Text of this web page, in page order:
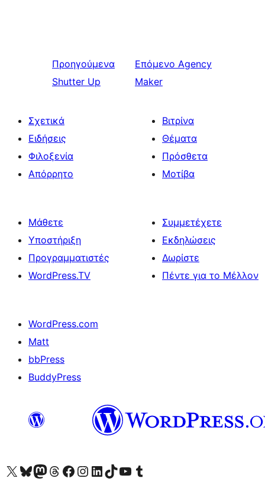
Προηγούμενα
Shutter Up
Επόμενο Agency
Maker
Σχετικά
Ειδήσεις
Φιλοξενία
Απόρρητο
Βιτρίνα
Θέματα
Πρόσθετα
Μοτίβα
Μάθετε
Υποστήριξη
Προγραμματιστές
WordPress.TV
Συμμετέχετε
Εκδηλώσεις
Δωρίστε
Πέντε για το Μέλλον
WordPress.com
Matt
bbPress
BuddyPress
Visit our X (formerly Twitter) account
Visit our Bluesky account
Επισκεφθείτε τον λογαριασμό μας στο Mastodon
Visit our Threads account
Επισκεφτείτε τη σελίδα μας στο Facebook
Επισκεφθείτε τον λογαριασμό μας Instagram
Επισκεφθείτε τον λογαριασμό μας LinkedIn
Visit our TikTok account
Visit our YouTube channel
Visit our Tumblr account